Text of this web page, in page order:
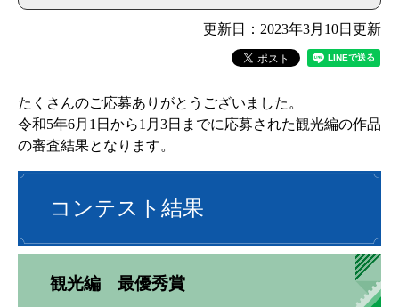
更新日：2023年3月10日更新
たくさんのご応募ありがとうございました。
令和5年6月1日から1月3日までに応募された観光編の作品
の審査結果となります。
コンテスト結果
観光編 最優秀賞